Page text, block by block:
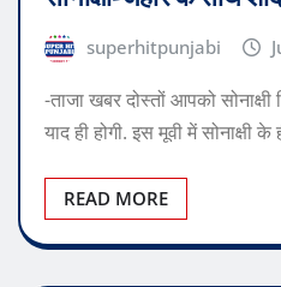
superhitpunjabi
-ताजा खबर दोस्तों आपको सोनाक्षी
याद ही होगी. इस मूवी में सोनाक्षी के
READ MORE